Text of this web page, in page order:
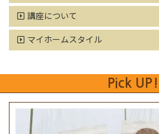
講座について
マイホームスタイル
Pick UP!